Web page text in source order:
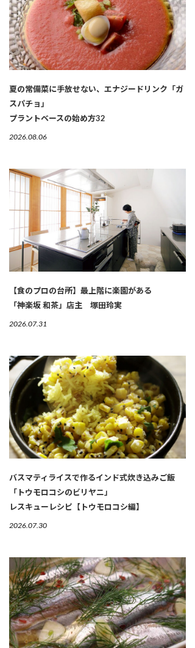
夏の常備菜に手放せない、エナジードリンク「ガ
スパチョ」
プラントベースの始め方32
2026.08.06
【食のプロの台所】最上階に楽園がある
「神楽坂 和茶」店主 塚田玲実
2026.07.31
バスマティライスで作るインド式炊き込みご飯
「トウモロコシのビリヤニ」
レスキューレシピ【トウモロコシ編】
2026.07.30